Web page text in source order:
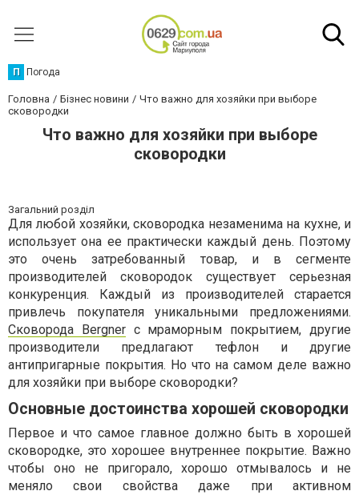
П Погода
Головна Бізнес новини
Что важно для хозяйки при выборе
сковородки
Что важно для хозяйки при выборе
сковородки
Загальний розділ
Для любой хозяйки, сковородка незаменима на кухне, и
использует она ее практически каждый день. Поэтому
это очень затребованный товар, и в сегменте
производителей сковородок существует серьезная
конкуренция. Каждый из производителей старается
привлечь покупателя уникальными предложениями.
Сковорода Bergnerс мраморным покрытием, другие
производители предлагают тефлон и другие
антипригарные покрытия. Но что на самом деле важно
для хозяйки при выборе сковородки?
Основные достоинства хорошей сковородки
Первое и что самое главное должно быть в хорошей
сковородке, это хорошее внутреннее покрытие. Важно
чтобы оно не пригорало, хорошо отмывалось и не
меняло свои свойства даже при активном